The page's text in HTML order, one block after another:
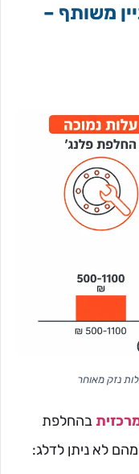
משותף –
נזק מאוחר
בהחלפת
לא ניתן לדלג: